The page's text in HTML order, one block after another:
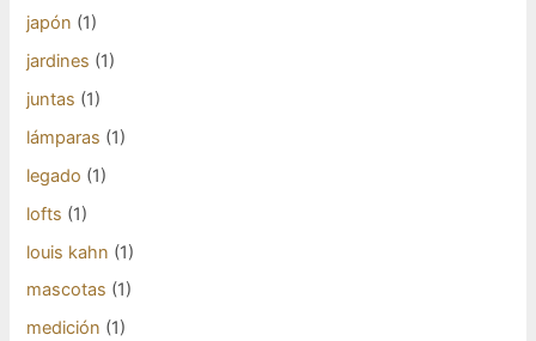
japón (1)
jardines (1)
juntas (1)
lámparas (1)
legado (1)
lofts (1)
louis kahn (1)
mascotas (1)
medición (1)